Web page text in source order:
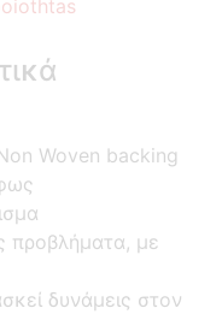
Woven backing
προβλήματα, με
δυνάμεις στον